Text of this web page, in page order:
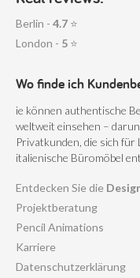
Berlin - 4.7 ⭐
London - 5 ⭐
Wo finde ich
ie können authentische
weltweit einsehen –
Privatkunden, die sich
italienische Büromöbel
Entdecken Sie die
Projektberatung
Pencil Animations
Karriere
Datenschutzerklärung